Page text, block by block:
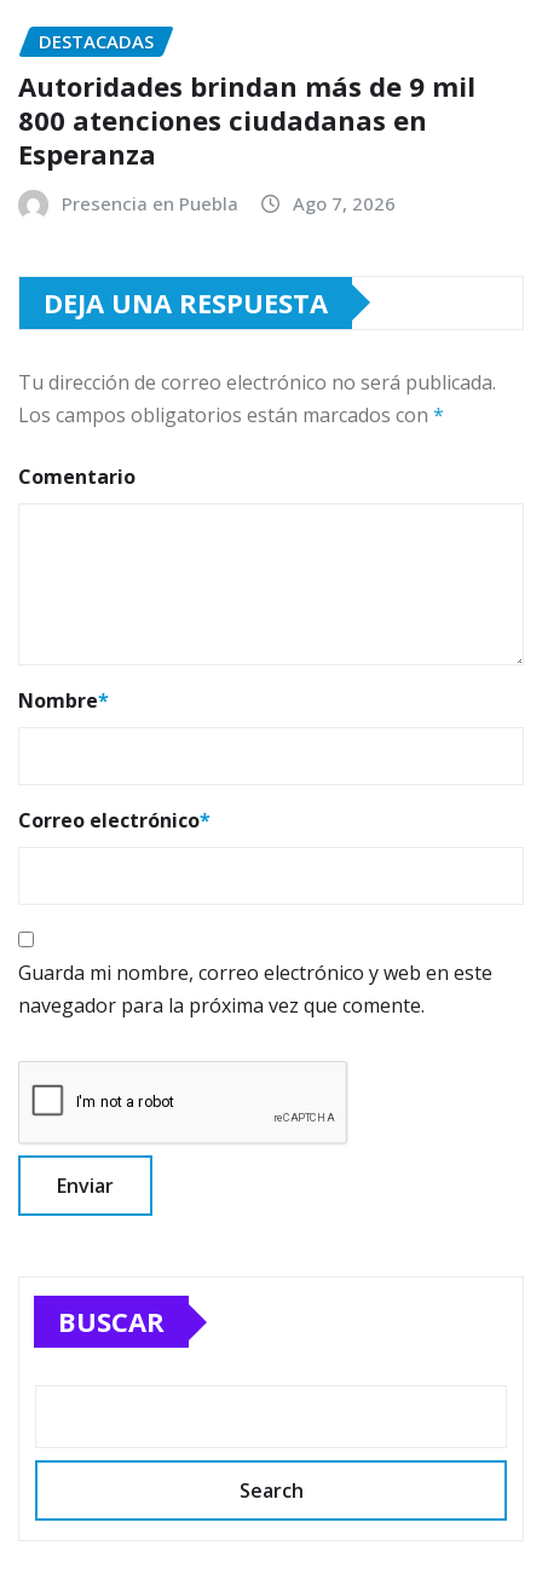
DESTACADAS
Autoridades brindan más de 9 mil
800 atenciones ciudadanas en
Esperanza
Presencia en Puebla Ago 7, 2026
DEJA UNA RESPUESTA
Tu dirección de correo electrónico no será publicada.
Los campos obligatorios están marcados con *
Comentario
Nombre*
Correo electrónico*
Guarda mi nombre, correo electrónico y web en este
navegador para la próxima vez que comente.
BUSCAR
Search